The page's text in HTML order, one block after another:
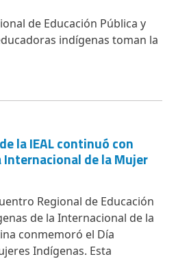
la IEAL continuó con
Internacional de la Mujer
Regional de Educación
de la Internacional de la
conmemoró el Día
Indígenas. Esta